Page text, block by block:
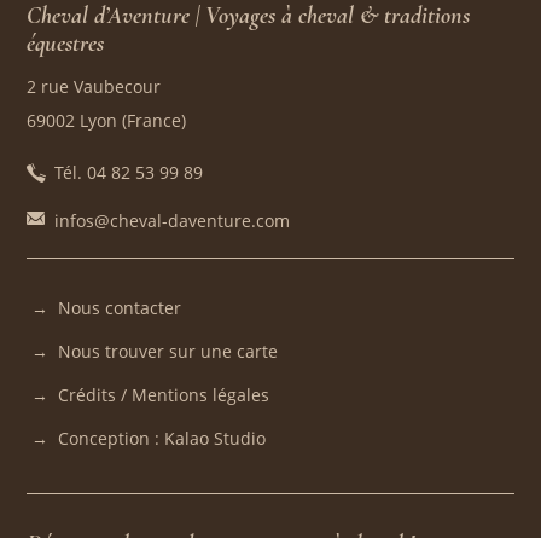
Cheval d’Aventure | Voyages à cheval & traditions
équestres
2 rue Vaubecour
69002 Lyon (France)
Tél. 04 82 53 99 89
infos@cheval-daventure.com
Nous contacter
Nous trouver sur une carte
Crédits / Mentions légales
Conception : Kalao Studio